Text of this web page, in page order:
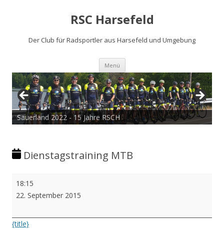
RSC Harsefeld
Der Club für Radsportler aus Harsefeld und Umgebung
Menü Zum
springen
Sauerland 2022 - 15 Jahre RSCH
Dienstagstraining MTB
18:15
22. September 2015
{title}